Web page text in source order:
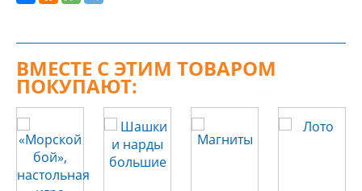
ВМЕСТЕ С ЭТИМ ТОВАРОМ
ПОКУПАЮТ: